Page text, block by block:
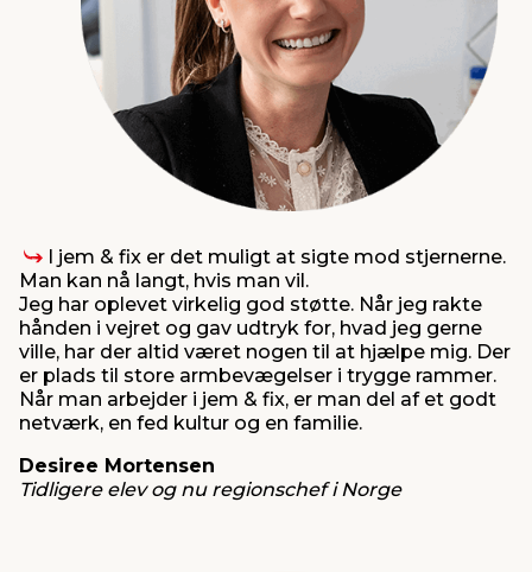
I jem & fix er det muligt at sigte mod stjernerne.
Man kan nå langt, hvis man vil.
Jeg har oplevet virkelig god støtte. Når jeg rakte
hånden i vejret og gav udtryk for, hvad jeg gerne
ville, har der altid været nogen til at hjælpe mig. Der
er plads til store armbevægelser i trygge rammer.
Når man arbejder i jem & fix, er man del af et godt
netværk, en fed kultur og en familie.
Desiree Mortensen
Tidligere elev og nu regionschef i Norge